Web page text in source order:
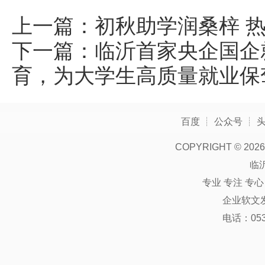
上一篇： 初秋助学润桑梓
下一篇： 临沂首家央企国
育，为大学生高质量就业
百度 ┊ 公众号 ┊
COPYRIGHT ©
临
专业 专注 专
企业软文
电话：